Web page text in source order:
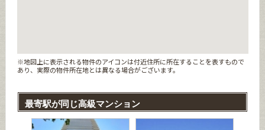
※地図上に表示される物件のアイコンは付近住所に所在することを表すもので
あり、実際の物件所在地とは異なる場合がございます。
最寄駅が同じ高級マンション